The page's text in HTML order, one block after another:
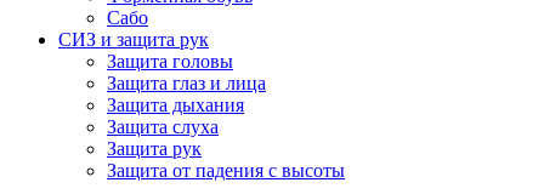
Сабо
СИЗ и защита рук
Защита головы
Защита глаз и лица
Защита дыхания
Защита слуха
Защита рук
Защита от падения с высоты